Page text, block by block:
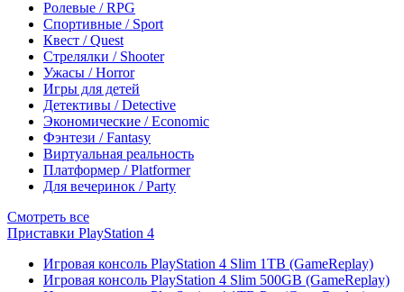
Ролевые / RPG
Спортивные / Sport
Квест / Quest
Стрелялки / Shooter
Ужасы / Horror
Игры для детей
Детективы / Detective
Экономические / Economic
Фэнтези / Fantasy
Виртуальная реальность
Платформер / Platformer
Для вечеринок / Party
Смотреть все
Приставки PlayStation 4
Игровая консоль PlayStation 4 Slim 1TB (GameReplay)
Игровая консоль PlayStation 4 Slim 500GB (GameReplay)